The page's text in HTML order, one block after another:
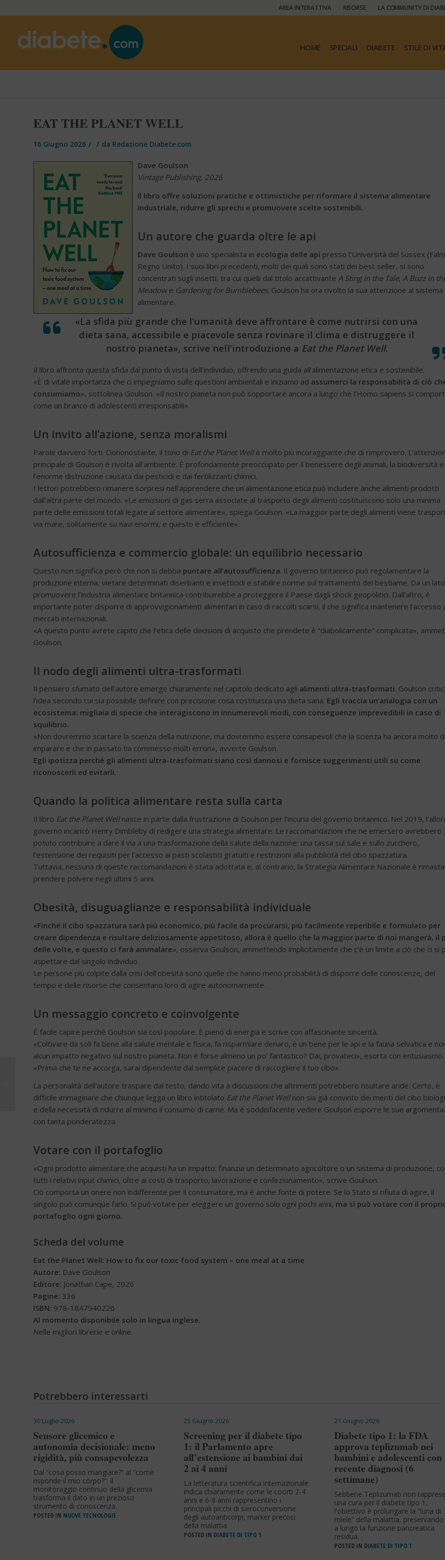
AREA INTERATTIVA RISORSE LA COMMUNITY DI
HOME SPECIALI DIABETE STILE DI
EAT THE PLANET WELL
16 Giugno 2026 / / da Redazione Diabete.com
Dave Goulson
Vintage Publishing, 2026
Il libro offre soluzioni pratiche e ottimistiche per riformare il sistema alimentare
industriale, ridurre gli sprechi e promuovere scelte sostenibili.
Un autore che guarda oltre le api
Dave Goulson è uno specialista in ecologia delle api presso l’Università del Sussex
Regno Unito). I suoi libri precedenti, molti dei quali sono stati dei best seller, si sono
concentrati sugli insetti, tra cui quelli dal titolo accattivante A Sting in the Tale, A Buzz in
Meadowe Gardening for Bumblebees. Goulson ha ora rivolto la sua attenzione al sistema
alimentare.
«La sfida più grande che l’umanità deve affrontare è come nutrirsi con una
dieta sana, accessibile e piacevole senza rovinare il clima e distruggere il
nostro pianeta», scrive nell’introduzione a Eat the Planet Well.
Il libro affronta questa sfida dal punto di vista dell’individuo, offrendo una guida all’alimentazione etica e sostenibile.
«È di vitale importanza che ci impegniamo sulle questioni ambientali e iniziamo ad assumerci la responsabilità di ciò
consumiamo», sottolinea Goulson. «Il nostro pianeta non può sopportare ancora a lungo che l’Homo sapiens si
come un branco di adolescenti irresponsabili».
Un invito all’azione, senza moralismi
Parole davvero forti. Ciononostante, il tono di Eat the Planet Wellè molto più incoraggiante che di rimprovero.
principale di Goulson è rivolta all’ambiente. È profondamente preoccupato per il benessere degli animali, la biodiversità e
l’enorme distruzione causata dai pesticidi e dai fertilizzanti chimici.
I lettori potrebbero rimanere sorpresi nell’apprendere che un’alimentazione etica può includere anche alimenti prodotti
dall’altra parte del mondo. «Le emissioni di gas serra associate al trasporto degli alimenti costituiscono solo una minima
parte delle emissioni totali legate al settore alimentare», spiega Goulson. «La maggior parte degli alimenti viene
via mare, solitamente su navi enormi, e questo è efficiente».
Autosufficienza e commercio globale: un equilibrio necessario
Questo non significa però che non si debba puntare all’autosufficienza. Il governo britannico può regolamentare la
produzione interna, vietare determinati diserbanti e insetticidi e stabilire norme sul trattamento del bestiame. Da un
promuovere l’industria alimentare britannica contribuirebbe a proteggere il Paese dagli shock geopolitici. Dall’altro, è
importante poter disporre di approvvigionamenti alimentari in caso di raccolti scarsi, il che significa mantenere l’accesso
mercati internazionali.
«A questo punto avrete capito che l’etica delle decisioni di acquisto che prendete è “diabolicamente” complicata»,
Goulson.
Il nodo degli alimenti ultra-trasformati
Il pensiero sfumato dell’autore emerge chiaramente nel capitolo dedicato agli alimenti ultra-trasformati. Goulson
l’idea secondo cui sia possibile definire con precisione cosa costituisca una dieta sana. Egli traccia un’analogia con un
ecosistema: migliaia di specie che interagiscono in innumerevoli modi, con conseguenze imprevedibili in caso di
squilibrio.
«Non dovremmo scartare la scienza della nutrizione, ma dovremmo essere consapevoli che la scienza ha ancora molto
imparare e che in passato ha commesso molti errori», avverte Goulson.
Egli ipotizza perché gli alimenti ultra-trasformati siano così dannosi e fornisce suggerimenti utili su come
riconoscerli ed evitarli.
Quando la politica alimentare resta sulla carta
Il libro Eat the Planet Wellnasce in parte dalla frustrazione di Goulson per l’incuria del governo britannico. Nel 2019,
governo incaricò Henry Dimbleby di redigere una strategia alimentare. Le raccomandazioni che ne emersero avrebbero
potuto contribuire a dare il via a una trasformazione della salute della nazione: una tassa sul sale e sullo zucchero,
l’estensione dei requisiti per l’accesso ai pasti scolastici gratuiti e restrizioni alla pubblicità del cibo spazzatura.
Tuttavia, nessuna di queste raccomandazioni è stata adottata e, al contrario, la Strategia Alimentare Nazionale è
prendere polvere negli ultimi 5 anni.
Obesità, disuguaglianze e responsabilità individuale
«Finché il cibo spazzatura sarà più economico, più facile da procurarsi, più facilmente reperibile e formulato per
creare dipendenza e risultare deliziosamente appetitoso, allora è quello che la maggior parte di noi mangerà, il
delle volte, e questo ci farà ammalare», osserva Goulson, ammettendo implicitamente che c’è un limite a ciò che ci si
aspettare dal singolo individuo.
Le persone più colpite dalla crisi dell’obesità sono quelle che hanno meno probabilità di disporre delle conoscenze, del
tempo e delle risorse che consentano loro di agire autonomamente.
Un messaggio concreto e coinvolgente
È facile capire perché Goulson sia così popolare. È pieno di energia e scrive con affascinante sincerità.
«Coltivare da soli fa bene alla salute mentale e fisica, fa risparmiare denaro, è un bene per le api e la fauna selvatica e
alcun impatto negativo sul nostro pianeta. Non è forse almeno un po’ fantastico? Dai, provateci», esorta con entusiasmo.
«Prima che te ne accorga, sarai dipendente dal semplice piacere di raccogliere il tuo cibo».
La personalità dell’autore traspare dal testo, dando vita a discussioni che altrimenti potrebbero risultare aride. Certo, è
difficile immaginare che chiunque legga un libro intitolato Eat the Planet Wellnon sia già convinto dei meriti del cibo
e della necessità di ridurre al minimo il consumo di carne. Ma è soddisfacente vedere Goulson esporre le sue
con tanta ponderatezza.
Votare con il portafoglio
«Ogni prodotto alimentare che acquisti ha un impatto: finanzia un determinato agricoltore o un sistema di produzione,
tutti i relativi input chimici, oltre ai costi di trasporto, lavorazione e confezionamento», scrive Goulson.
Ciò comporta un onere non indifferente per il consumatore, ma è anche fonte di potere. Se lo Stato si rifiuta di agire, il
singolo può comunque farlo. Si può votare per eleggere un governo solo ogni pochi anni, ma si può votare con il
portafoglio ogni giorno.
Scheda del volume
Eat the Planet Well: How to fix our toxic food system – one meal at a time
Autore: Dave Goulson
Editore: Jonathan Cape, 2026
Pagine: 336
ISBN: 978-1847940226
Al momento disponibile solo in lingua inglese.
Nelle migliori librerie e online.
Potrebbero interessarti
30 Luglio 2026
Sensore glicemico e
autonomia decisionale: meno
rigidità, più consapevolezza
Dal “cosa posso mangiare?” al “come
risponde il mio corpo?”: il
monitoraggio continuo della glicemia
trasforma il dato in un prezioso
strumento di conoscenza.
POSTED IN NUOVE TECNOLOGIE
25 Giugno 2026
Screening per il diabete tipo
1: il Parlamento apre
all’estensione ai bambini dai
2 ai 4 anni
La letteratura scientifica internazionale
indica chiaramente come le coorti 2-4
anni e 6-8 anni rappresentino i
principali picchi di sieroconversione
degli autoanticorpi, marker precoci
della malattia
POSTED IN DIABETE DI TIPO 1
21 Giugno 2026
Diabete tipo 1: la FDA
approva teplizumab nei
bambini e adolescenti con
recente diagnosi (6
settimane)
Sebbene Teplizumab non
una cura per il diabete tipo 1,
l'obiettivo è prolungare la “luna di
miele” della malattia,
a lungo la funzione pancreatica
residua.
POSTED IN DIABETE DI TIPO 1
Diabete tipo 2 e CGM:
garantire l’accesso a
tutti i pazi...